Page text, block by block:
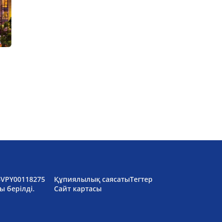
берілді.
Құпиялылық саясатыТегтер
Сайт картасы